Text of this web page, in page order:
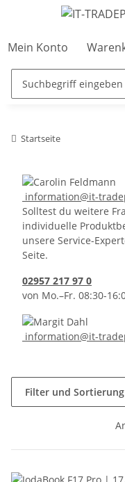
Mein Konto
Startseite
information@it-
Solltest du weitere
individuelle
unsere Service-
Seite.
02957 217 97 0
von Mo.–Fr. 08:30-
information@it-
Filter und Sortierung